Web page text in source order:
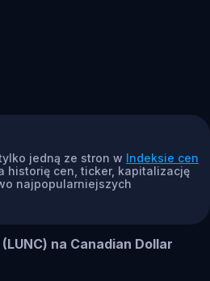
jedną ze stron w Indeksie cen
historię cen, ticker, kapitalizację
najpopularniejszych
na Canadian Dollar